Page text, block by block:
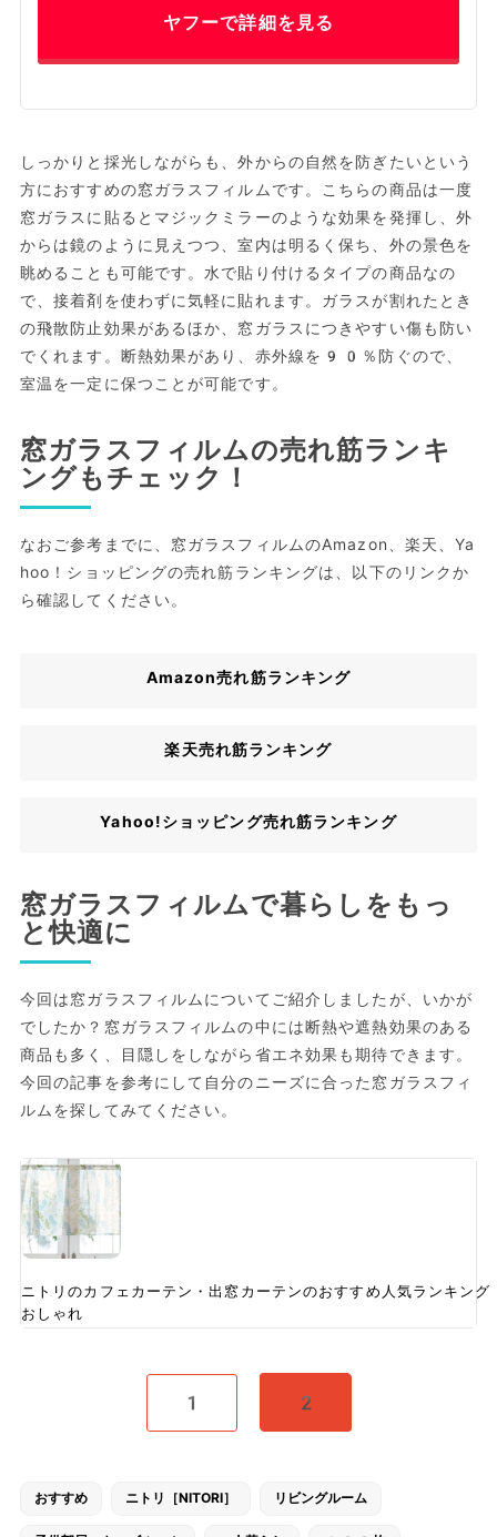
ヤフーで詳細を見る
しっかりと採光しながらも、外からの自然を防ぎたいという
方におすすめの窓ガラスフィルムです。こちらの商品は一度
窓ガラスに貼るとマジックミラーのような効果を発揮し、外
からは鏡のように見えつつ、室内は明るく保ち、外の景色を
眺めることも可能です。水で貼り付けるタイプの商品なの
で、接着剤を使わずに気軽に貼れます。ガラスが割れたとき
の飛散防止効果があるほか、窓ガラスにつきやすい傷も防い
でくれます。断熱効果があり、赤外線を90％防ぐので、
室温を一定に保つことが可能です。
窓ガラスフィルムの売れ筋ランキ
ングもチェック！
なおご参考までに、窓ガラスフィルムのAmazon、楽天、Ya
hoo！ショッピングの売れ筋ランキングは、以下のリンクか
ら確認してください。
Amazon売れ筋ランキング
楽天売れ筋ランキング
Yahoo!ショッピング売れ筋ランキング
窓ガラスフィルムで暮らしをもっ
と快適に
今回は窓ガラスフィルムについてご紹介しましたが、いかが
でしたか？窓ガラスフィルムの中には断熱や遮熱効果のある
商品も多く、目隠しをしながら省エネ効果も期待できます。
今回の記事を参考にして自分のニーズに合った窓ガラスフィ
ルムを探してみてください。
ニトリのカフェカーテン・出窓カーテンのおすすめ人気ランキ
おしゃれ
1 2
おすすめ ニトリ［NITORI］ リビングルーム